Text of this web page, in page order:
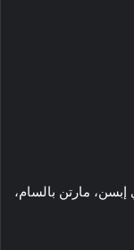
إبسن، مارتن بالسام،